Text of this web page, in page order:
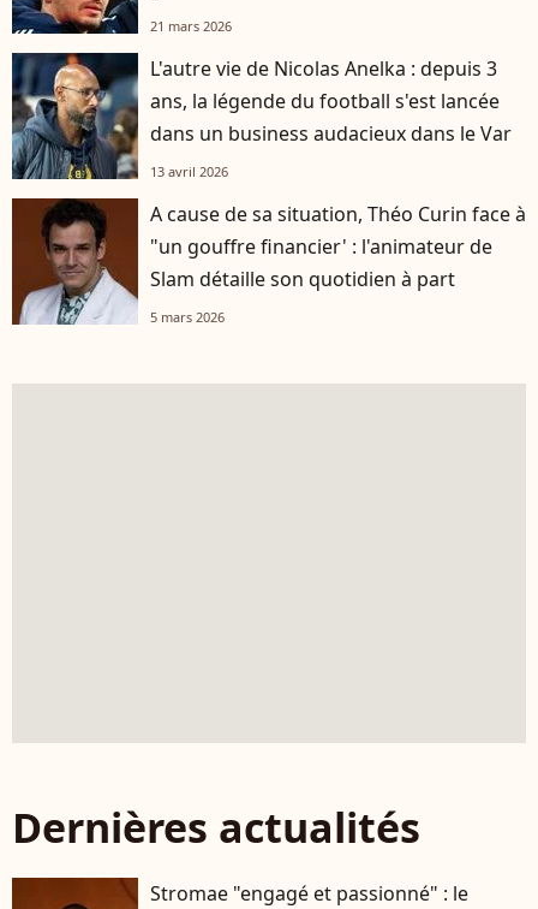
21 mars 2026
L'autre vie de Nicolas Anelka : depuis 3
ans, la légende du football s'est lancée
dans un business audacieux dans le Var
13 avril 2026
A cause de sa situation, Théo Curin face à
"un gouffre financier' : l'animateur de
Slam détaille son quotidien à part
5 mars 2026
Dernières actualités
Stromae "engagé et passionné" : le